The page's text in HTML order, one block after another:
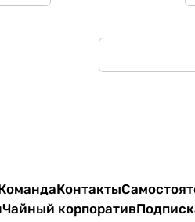
Контакты
Чайный корпоратив